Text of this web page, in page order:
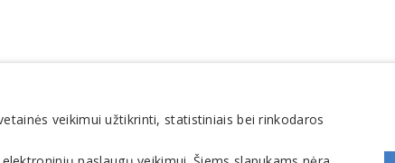
veikimui užtikrinti, statistiniais bei rinkodaros